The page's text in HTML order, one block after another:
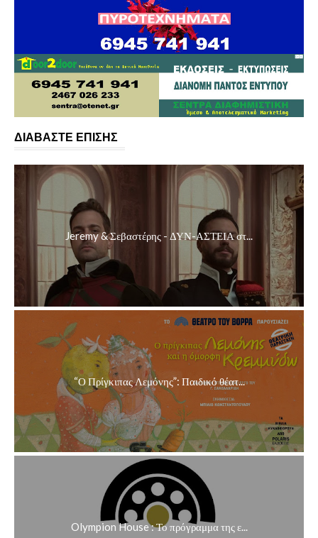
ΔΙΑΒΑΣΤΕ ΕΠΙΣΗΣ
Jeremy & Σεβαστέρης - ΔΥΝ-ΑΣΤΕΙΑ στ...
“Ο Πρίγκιπας Λεμόνης”: Παιδικό θέατ...
Olympion House : Το πρόγραμμα της ε...